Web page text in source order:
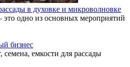
в духовке и микроволновке
одно из основных мероприятий
бизнес
емкости для рассады